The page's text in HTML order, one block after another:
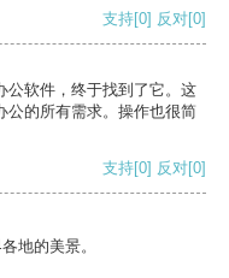
支持[0] 反对[0]
公软件，终于找到了它。这
公的所有需求。操作也很简
支持[0] 反对[0]
地的美景。